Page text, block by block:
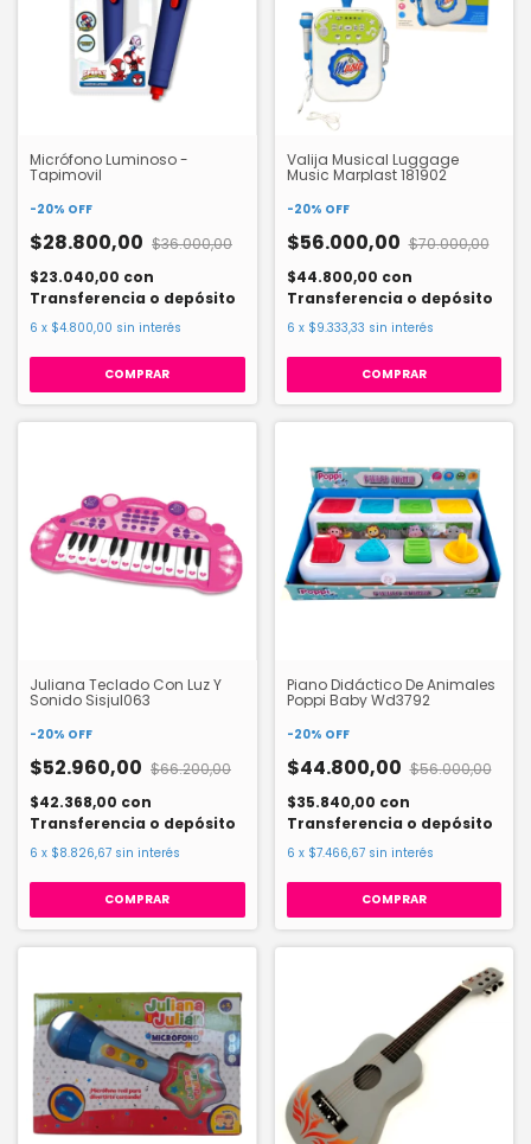
Micrófono Luminoso -
Tapimovil
-20% OFF
$28.800,00 $36.000,00
$23.040,00 con
Transferencia o depósito
6 x $4.800,00 sin interés
COMPRAR
Valija Musical Luggage
Music Marplast 181902
-20% OFF
$56.000,00 $70.000,00
$44.800,00 con
Transferencia o depósito
6 x $9.333,33 sin interés
Juliana Teclado Con Luz Y
Sonido Sisjul063
-20% OFF
$52.960,00 $66.200,00
$42.368,00 con
Transferencia o depósito
6 x $8.826,67 sin interés
Piano Didáctico De Animales
Poppi Baby Wd3792
-20% OFF
$44.800,00 $56.000,00
$35.840,00 con
Transferencia o depósito
6 x $7.466,67 sin interés